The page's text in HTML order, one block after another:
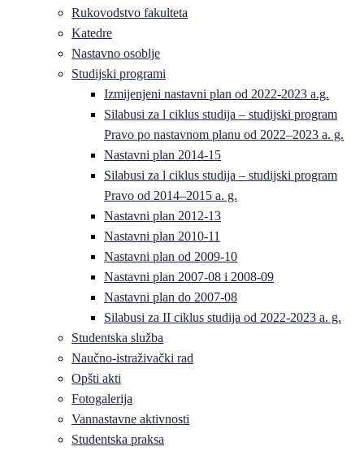
Rukovodstvo fakulteta
Katedre
Nastavno osoblje
Studijski programi
Izmijenjeni nastavni plan od 2022-2023 a.g.
Silabusi za l ciklus studija – studijski program
Pravo po nastavnom planu od 2022–2023 a. g.
Nastavni plan 2014-15
Silabusi za l ciklus studija – studijski program
Pravo od 2014–2015 a. g.
Nastavni plan 2012-13
Nastavni plan 2010-11
Nastavni plan od 2009-10
Nastavni plan 2007-08 i 2008-09
Nastavni plan do 2007-08
Silabusi za II ciklus studija od 2022-2023 a. g.
Studentska služba
Naučno-istraživački rad
Opšti akti
Fotogalerija
Vannastavne aktivnosti
Studentska praksa